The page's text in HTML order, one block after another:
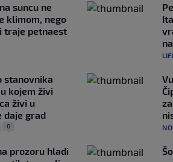
suncu ne
klimom, nego
traje petnaest
stanovnika
kojem živi
živi u
daje grad
0
prozoru hladi